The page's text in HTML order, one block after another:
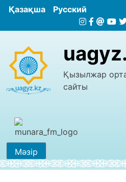
Қазақша Русский
Қызылжар
сайты
Мәзір